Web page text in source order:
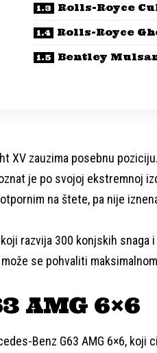
Rolls-Royce
Rolls-Royce
Bentley
XV zauzima posebnu
je po svojoj ekstremnoj
na štete, pa nije
razvija 300 konjskih snaga
se pohvaliti
AMG 6×6
Benz G63 AMG 6×6, koji